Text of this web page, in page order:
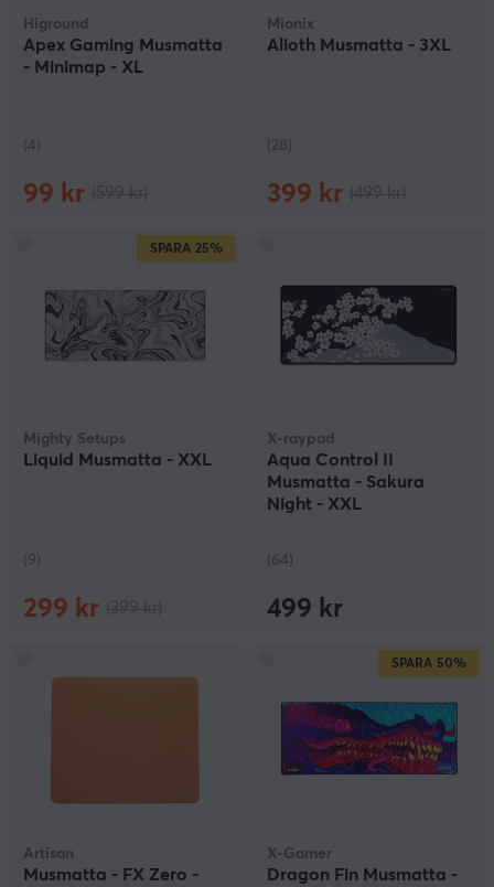
Higround
Apex Gaming Musmatta
- Minimap - XL
(4)
99 kr
Mionix
Alioth Musmatta - 3XL
(28)
399 kr
SPARA 25%
Mighty Setups
Liquid Musmatta - XXL
(9)
299 kr
X-raypad
Aqua Control II
Musmatta - Sakura
Night - XXL
(64)
499 kr
Artisan
Musmatta - FX Zero -
SPARA 50%
X-Gamer
Dragon Fin Musmatta -